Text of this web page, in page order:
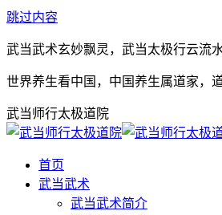
跳过内容
武当武术玄妙飘灵，武当太极行云流
世界养生看中国，中国养生属道家，
武当师行太极道院
首页
武当武术
武当武术简介